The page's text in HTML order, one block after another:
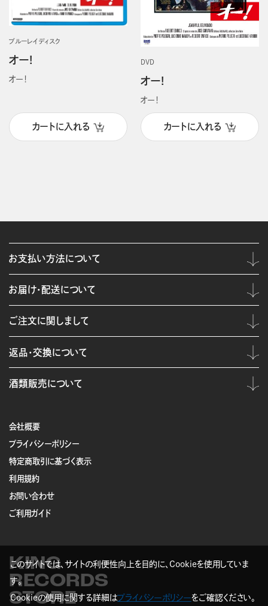
ブルーレイディスク
オー!
オー！
カートに入れる
DVD
オー!
オー！
カートに入れる
会社概要
プライバシーポリシー
特定商取引に基づく表示
利用規約
お問い合わせ
ご利用ガイド
KING
RECORDS
STORE
お支払い方法について
お届け・配送について
ご注文に関しまして
返品・交換について
酒類販売について
このサイトでは、サイトの利便性向上を目的に、Cookieを使用していま
す。
Cookieの使用に関する詳細はプライバシーポリシーをご確認ください。